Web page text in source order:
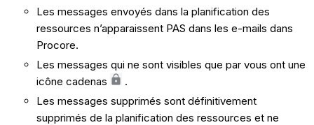
Les messages envoyés dans la planification des
ressources n’apparaissent PAS dans les e-mails dans
Procore.
Les messages qui ne sont visibles que par vous ont une
icône cadenas
.
Les messages supprimés sont définitivement
supprimés de la planification des ressources et ne